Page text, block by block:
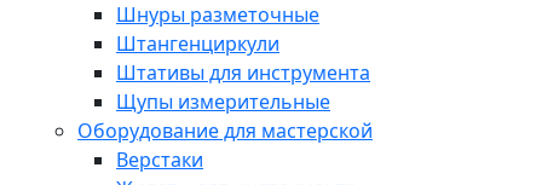
Шнуры разметочные
Штангенциркули
Штативы для инструмента
Щупы измерительные
Оборудование для мастерской
Верстаки